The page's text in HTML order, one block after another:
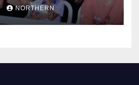
NORTHERN